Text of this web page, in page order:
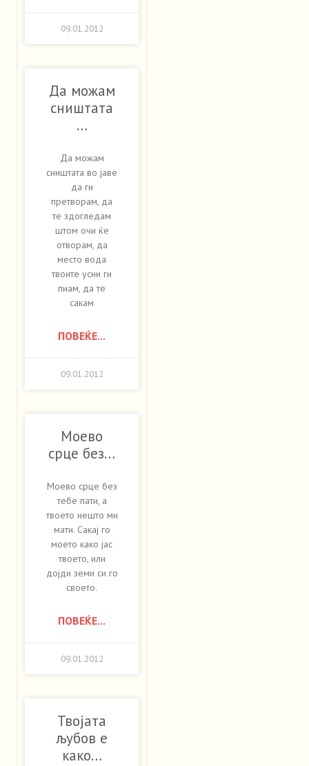
09.01.2012
Да можам
сништата
…
Да можам
сништата во јаве
да ги
претворам, да
те здогледам
штом очи ќе
отворам, да
место вода
твоите усни ги
пиам, да те
сакам
ПОВЕЌЕ...
09.01.2012
Моево
срце без…
Моево срце без
тебе пати, а
твоето нешто ми
мати. Сакај го
моето како јас
твоето, или
дојди земи си го
своето.
ПОВЕЌЕ...
09.01.2012
Твојата
љубов е
како…